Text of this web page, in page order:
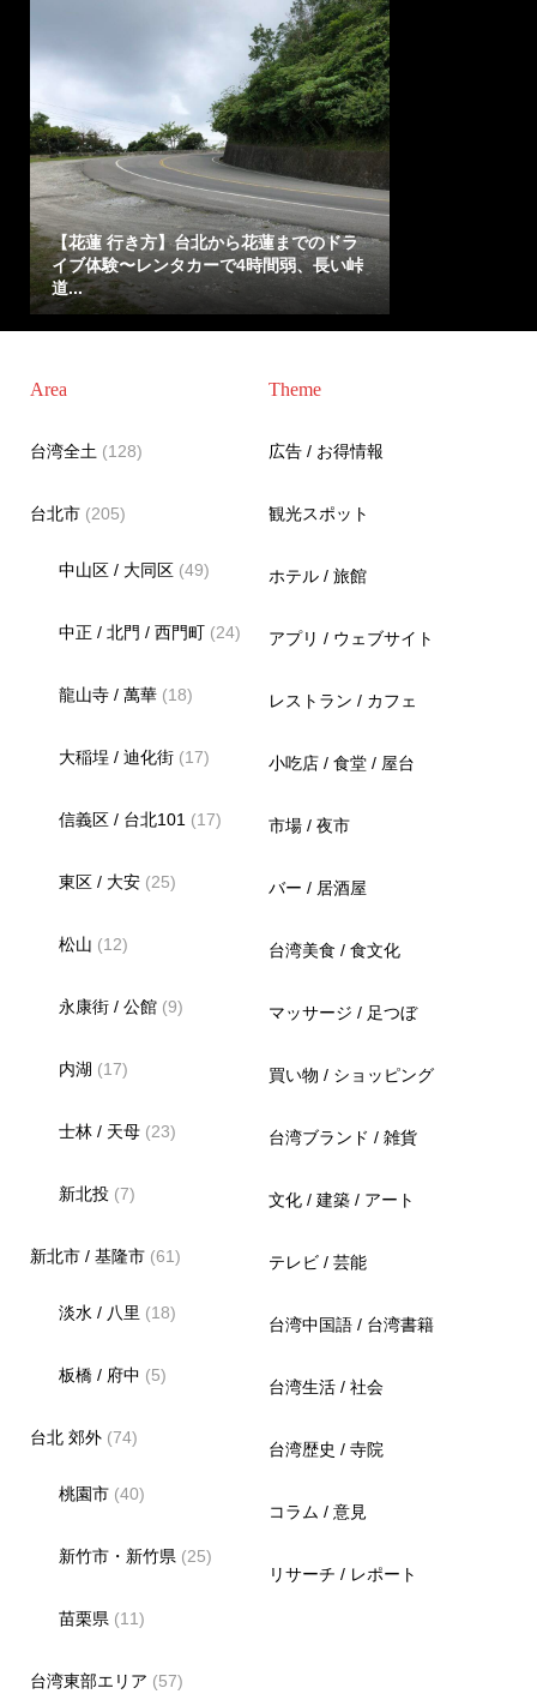
【花蓮 行き方】台北から花蓮までのドラ
イブ体験〜レンタカーで4時間弱、長い峠
道...
Area
台湾全土(128)
台北市(205)
中山区 / 大同区 (49)
中正 / 北門 / 西門町 (24)
龍山寺 / 萬華 (18)
大稲埕 / 迪化街 (17)
信義区 / 台北101 (17)
東区 / 大安 (25)
松山 (12)
永康街 / 公館 (9)
内湖 (17)
士林 / 天母 (23)
新北投 (7)
新北市 / 基隆市(61)
淡水 / 八里 (18)
板橋 / 府中 (5)
台北 郊外(74)
桃園市 (40)
新竹市・新竹県 (25)
苗栗県 (11)
台湾東部エリア (57)
Theme
広告 / お得情報
観光スポット
ホテル / 旅館
アプリ / ウェブサイト
レストラン / カフェ
小吃店 / 食堂 / 屋台
市場 / 夜市
バー / 居酒屋
台湾美食 / 食文化
マッサージ / 足つぼ
買い物 / ショッピング
台湾ブランド / 雑貨
文化 / 建築 / アート
テレビ / 芸能
台湾中国語 / 台湾書籍
台湾生活 / 社会
台湾歴史 / 寺院
コラム / 意見
リサーチ / レポート